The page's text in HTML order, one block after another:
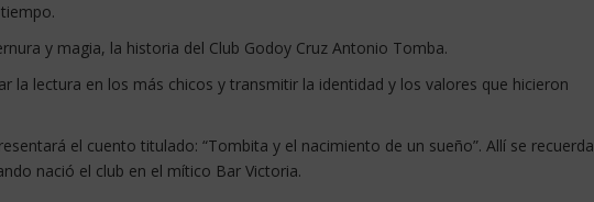
y magia, la historia del Club Godoy Cruz Antonio Tomba.
la lectura en los más chicos y transmitir la identidad y los valores que hicieron
el cuento titulado: “Tombita y el nacimiento de un sueño”. Allí se recuerda
nació el club en el mítico Bar Victoria.